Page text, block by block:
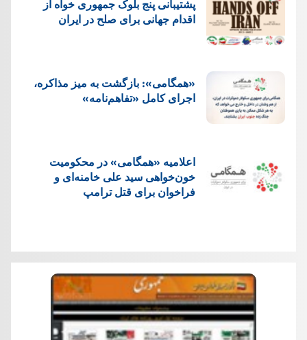
پشتيبانی پنج بلوک جمهوری خواه از
اقدام جهانی برای صلح در ایران
«همگامی»: بازگشت به میز مذاکره،
اجرای کامل «تفاهم‌نامه»
اعلامیه «همگامی» در محکومیت
خون‌خواهی سید علی خامنه‌ای و
فراخوان برای قتل ترامپ